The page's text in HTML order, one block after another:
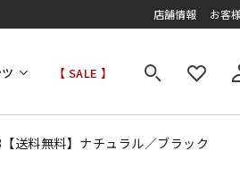
店舗情報 お客
【 SALE 】
送料無料】ナチュラル／ブラック